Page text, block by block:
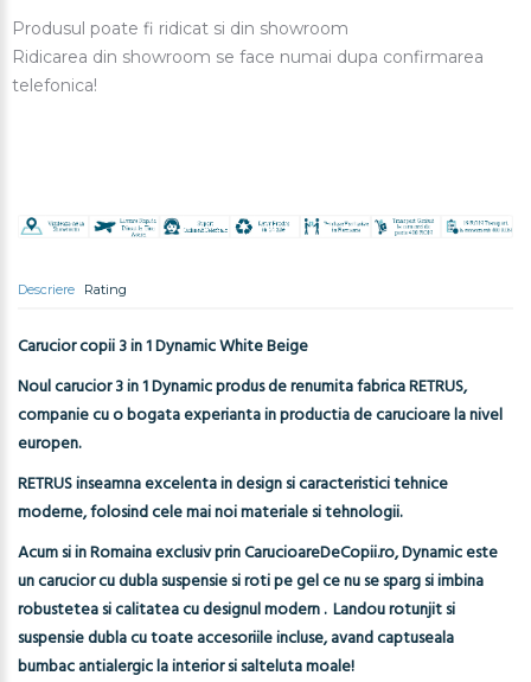
Produsul poate fi ridicat si din showroom
Ridicarea din showroom se face numai dupa confirmarea
telefonica!
Descriere Rating
Carucior copii 3 in 1 Dynamic White Beige
Noul carucior 3 in 1 Dynamic produs de renumita fabrica RETRUS,
companie cu o bogata experianta in productia de carucioare la nivel
europen.
RETRUS inseamna excelenta in design si caracteristici tehnice
moderne, folosind cele mai noi materiale si tehnologii.
Acum si in Romaina exclusiv prin CarucioareDeCopii.ro, Dynamic este
un carucior cu dubla suspensie si roti pe gel ce nu se sparg si imbina
robustetea si calitatea cu designul modern . Landou rotunjit si
suspensie dubla cu toate accesoriile incluse, avand captuseala
bumbac antialergic la interior si salteluta moale!